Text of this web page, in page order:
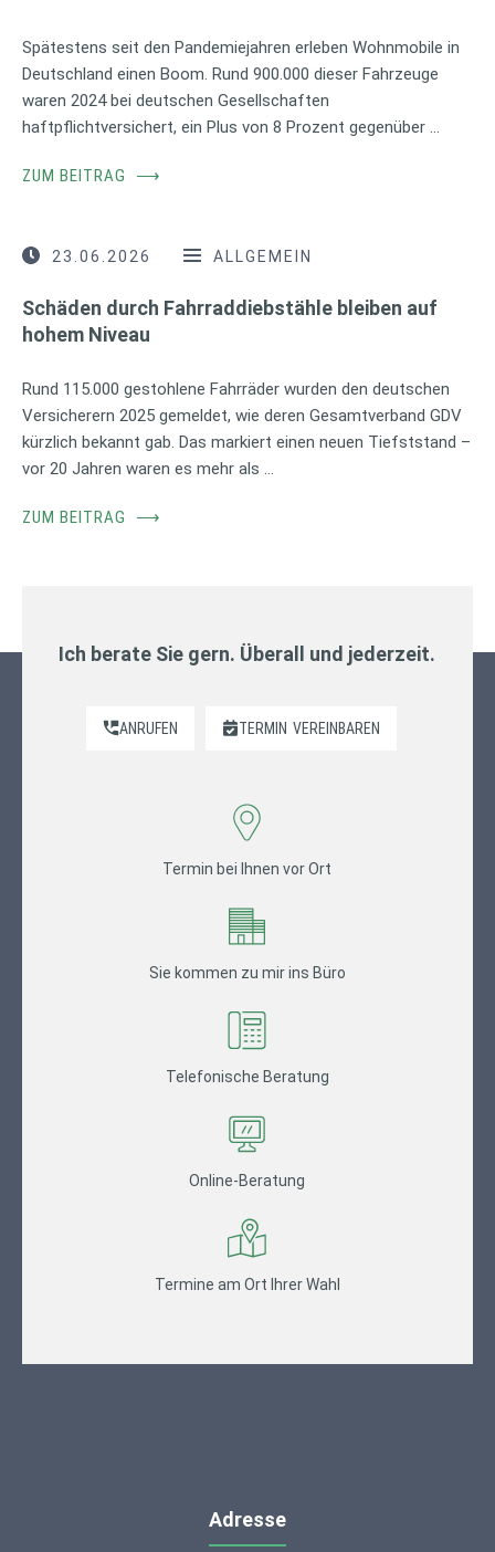
Spätestens seit den Pandemiejahren erleben Wohnmobile in
Deutschland einen Boom. Rund 900.000 dieser Fahrzeuge
waren 2024 bei deutschen Gesellschaften
haftpflichtversichert, ein Plus von 8 Prozent gegenüber …
ZUM BEITRAG ⟶
23.06.2026 ALLGEMEIN
Schäden durch Fahrraddiebstähle bleiben auf
hohem Niveau
Rund 115.000 gestohlene Fahrräder wurden den deutschen
Versicherern 2025 gemeldet, wie deren Gesamtverband GDV
kürzlich bekannt gab. Das markiert einen neuen Tiefststand –
vor 20 Jahren waren es mehr als …
ZUM BEITRAG ⟶
Ich berate Sie gern. Überall und jederzeit.
ANRUFEN TERMIN VEREINBAREN
Termin bei Ihnen vor Ort
Sie kommen zu mir ins Büro
Telefonische Beratung
Online-Beratung
Termine am Ort Ihrer Wahl
Adresse